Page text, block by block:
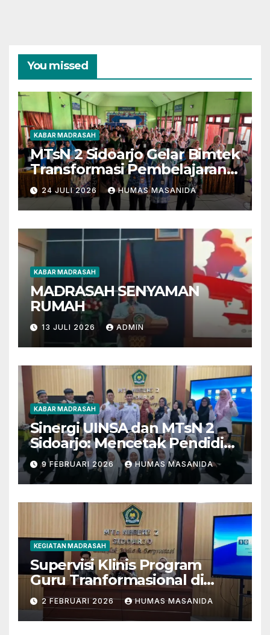
You missed
KABAR MADRASAH
MTsN 2 Sidoarjo Gelar Bimtek
Transformasi Pembelajaran
Berbasis AI dan Deep
Learning
24 JULI 2026 HUMAS MASANIDA
KABAR MADRASAH
MADRASAH SENYAMAN
RUMAH
13 JULI 2026 ADMIN
KABAR MADRASAH
Sinergi UINSA dan MTsN 2
Sidoarjo: Mencetak Pendidik
Berkarakter Menghadapi
Tantangan Zaman
9 FEBRUARI 2026 HUMAS MASANIDA
KEGIATAN MADRASAH
Supervisi Klinis Program
Guru Tranformasional di
MTsN 2 Sidoarjo
2 FEBRUARI 2026 HUMAS MASANIDA